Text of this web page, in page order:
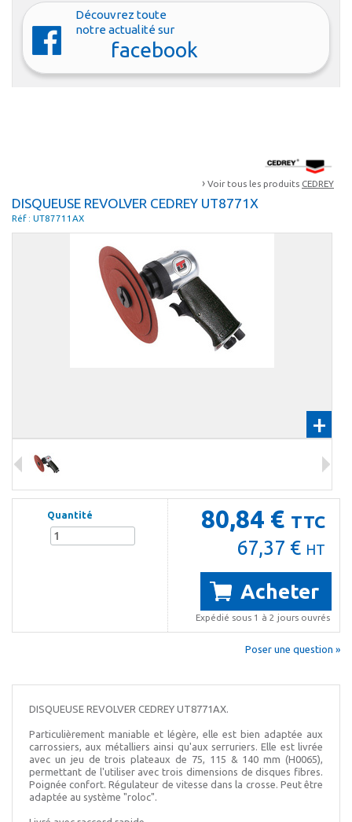
Découvrez toute
notre actualité sur
facebook
› Voir tous les produits CEDREY
DISQUEUSE REVOLVER CEDREY UT8771X
Réf : UT87711AX
+
80,84 € TTC
67,37 € HT
Acheter
Expédié sous 1 à 2 jours ouvrés
Quantité
Poser une question »
DISQUEUSE REVOLVER CEDREY UT8771AX.
Particulièrement maniable et légère, elle est bien adaptée aux
carrossiers, aux métalliers ainsi qu'aux serruriers. Elle est livrée
avec un jeu de trois plateaux de 75, 115 & 140 mm (H0065),
permettant de l'utiliser avec trois dimensions de disques fibres.
Poignée confort. Régulateur de vitesse dans la crosse. Peut être
adaptée au système "roloc".